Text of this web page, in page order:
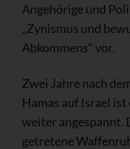
Angehörige und
„Zynismus und
Abkommens“ vor.
Zwei Jahre nach
Hamas auf Israel
weiter angespannt.
getretene